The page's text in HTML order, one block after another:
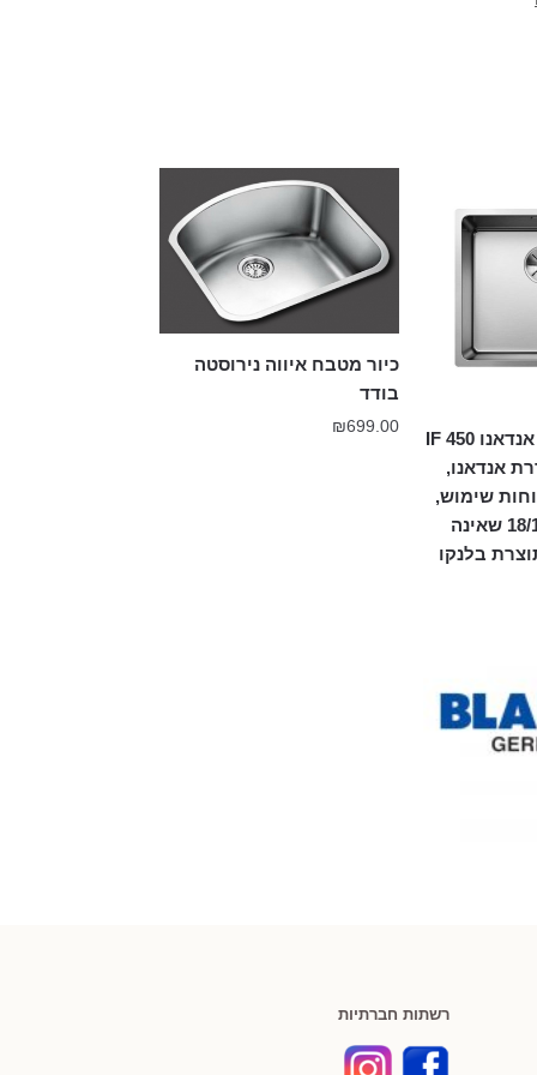
כיור מטבח דגם אנדאנו 450 IF
אנדאנו,
שימוש,
עשוי נירוסטה 18/10 שאינה
בלנקו
כיור מטבח איווה נירוסטה
בודד
₪699.00
רשתות חברתיות